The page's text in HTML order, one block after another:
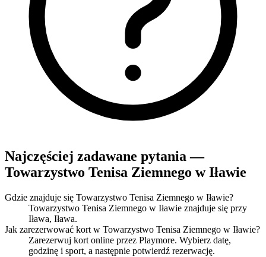
Najczęściej zadawane pytania —
Towarzystwo Tenisa Ziemnego w Iławie
Gdzie znajduje się Towarzystwo Tenisa Ziemnego w Iławie?
Towarzystwo Tenisa Ziemnego w Iławie znajduje się przy
Iława, Iława.
Jak zarezerwować kort w Towarzystwo Tenisa Ziemnego w Iławie?
Zarezerwuj kort online przez Playmore. Wybierz datę,
godzinę i sport, a następnie potwierdź rezerwację.